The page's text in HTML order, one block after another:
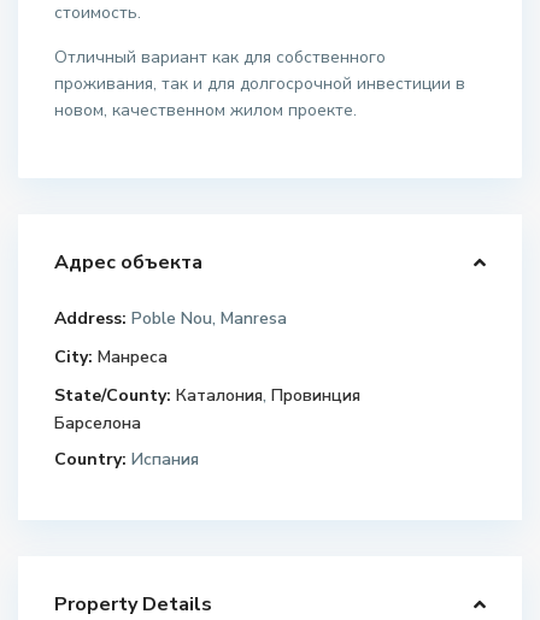
стоимость.
Отличный вариант как для собственного
проживания, так и для долгосрочной инвестиции в
новом, качественном жилом проекте.
Адрес объекта
Address: Poble Nou, Manresa
City: Манреса
State/County: Каталония,Провинция
Барселона
Country: Испания
Property Details